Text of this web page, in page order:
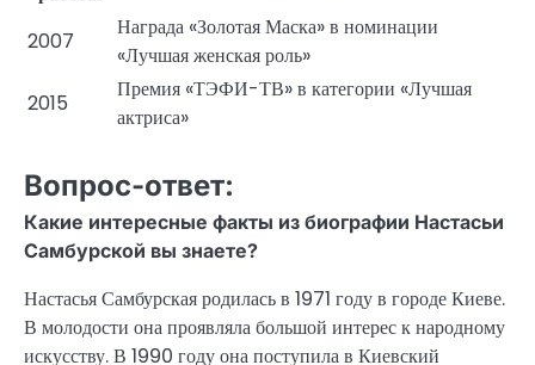
2007
Награда «Золотая Маска» в номинации
«Лучшая женская роль»
2015
Премия «ТЭФИ-ТВ» в категории «Лучшая
актриса»
Вопрос-ответ:
Какие интересные факты из биографии Настасьи
Самбурской вы знаете?
Настасья Самбурская родилась в 1971 году в городе Киеве.
В молодости она проявляла большой интерес к народному
искусству. В 1990 году она поступила в Киевский